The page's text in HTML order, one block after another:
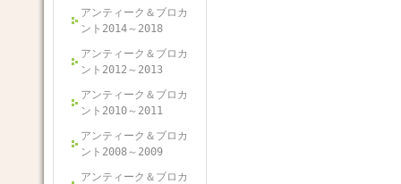
アンティーク＆ブロカ
ント2014～2018
アンティーク＆ブロカ
ント2012～2013
アンティーク＆ブロカ
ント2010～2011
アンティーク＆ブロカ
ント2008～2009
アンティーク＆ブロカ